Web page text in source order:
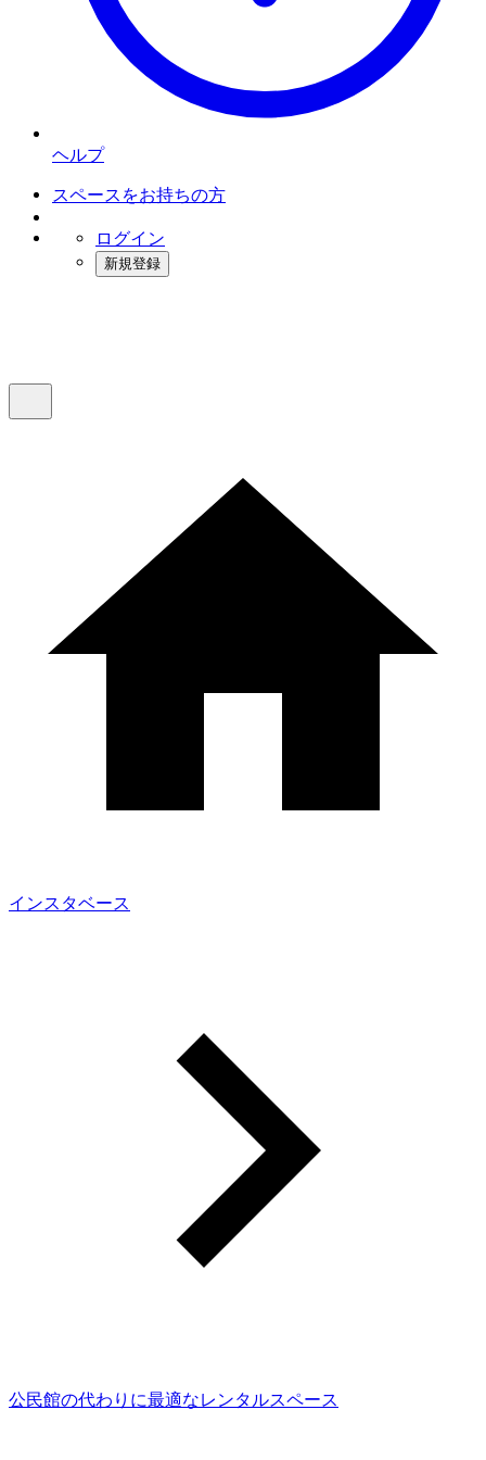
ヘルプ
スペースをお持ちの方
ログイン
新規登録
インスタベース
公民館の代わりに最適なレンタルスペース